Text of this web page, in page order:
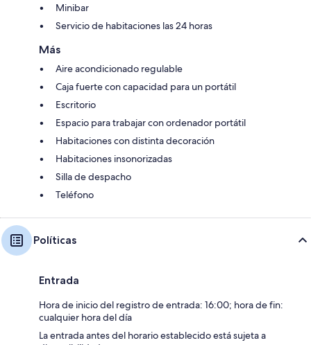
Minibar
Servicio de habitaciones las 24 horas
Más
Aire acondicionado regulable
Caja fuerte con capacidad para un portátil
Escritorio
Espacio para trabajar con ordenador portátil
Habitaciones con distinta decoración
Habitaciones insonorizadas
Silla de despacho
Teléfono
Políticas
Entrada
Hora de inicio del registro de entrada: 16:00; hora de fin:
cualquier hora del día
La entrada antes del horario establecido está sujeta a